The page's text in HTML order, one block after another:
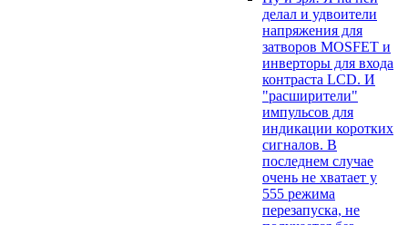
делал и удвоители
напряжения для
затворов MOSFET и
инверторы для входа
контраста LCD. И
"расширители"
импульсов для
индикации коротких
сигналов. В
последнем случае
очень не хватает у
555 режима
перезапуска, не